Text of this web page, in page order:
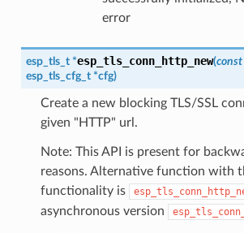
error
esp_tls_t *esp_tls_conn_http_new(const
esp_tls_cfg_t *cfg)
Create a new blocking TLS/SSL
given "HTTP" url.
Note: This API is present for
reasons. Alternative function with
functionality is
asynchronous version